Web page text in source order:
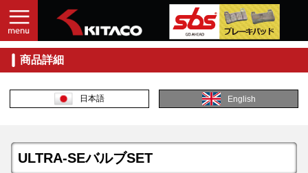
商品詳細
日本語 English
ULTRA-SEバルブSET